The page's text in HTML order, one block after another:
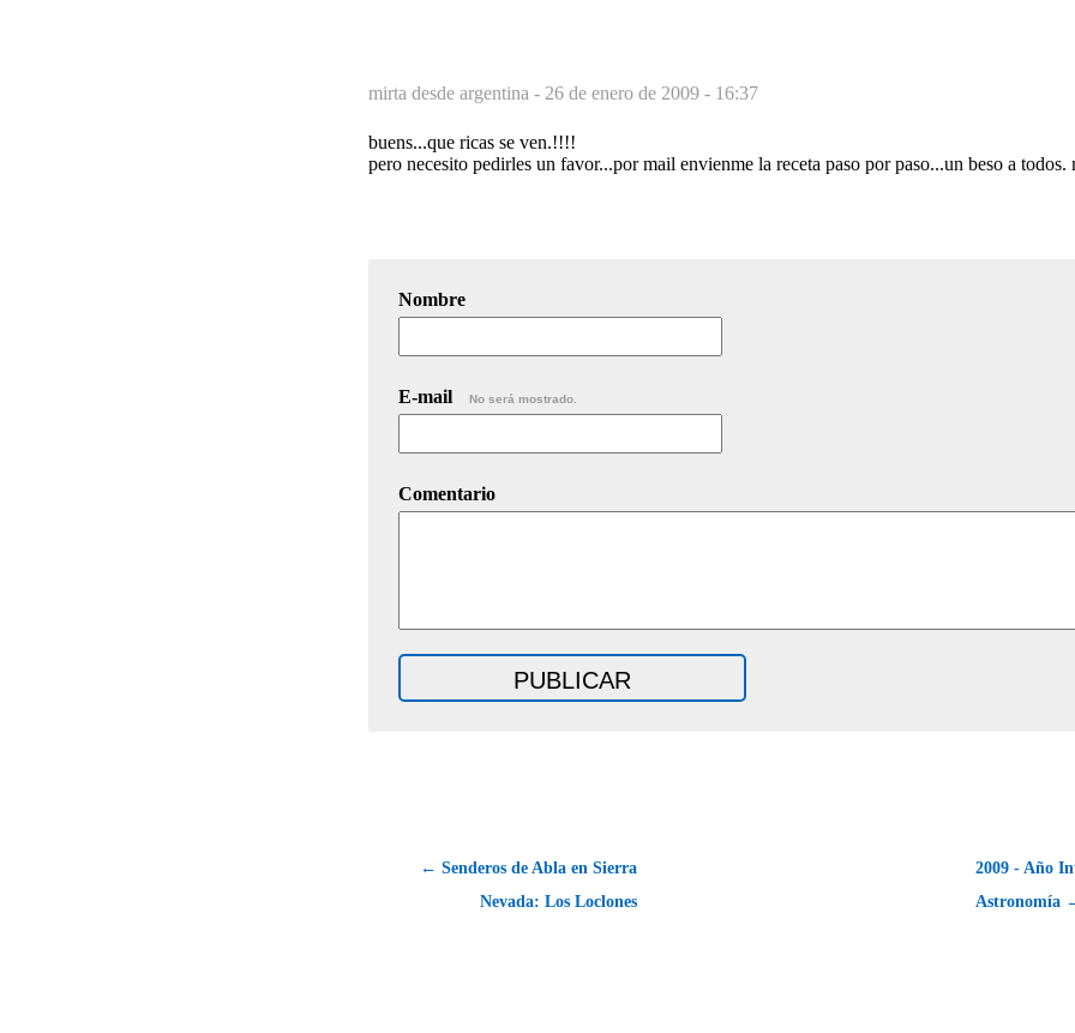
mirta desde argentina - 26 de enero de 2009 - 16:37
buens...que ricas se ven.!!!!
pero necesito pedirles un favor...por mail envienme la receta paso por paso...un beso a todos.
Nombre
E-mail No será mostrado.
Comentario
← Senderos de Abla en Sierra
Nevada: Los Loclones
2009 - Año
Astronomía